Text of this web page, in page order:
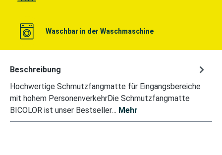
Waschbar in der Waschmaschine
Beschreibung
Hochwertige Schmutzfangmatte für Eingangsbereiche
mit hohem PersonenverkehrDie Schmutzfangmatte
BICOLOR ist unser Bestseller… Mehr